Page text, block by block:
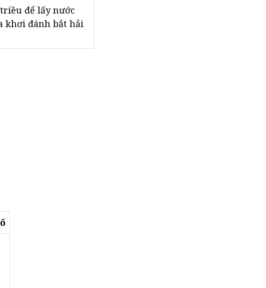
để lấy nước
khơi đánh bắt hải